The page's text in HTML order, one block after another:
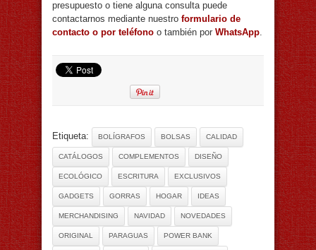
presupuesto o tiene alguna consulta puede
contactarnos mediante nuestro formulario de
contacto o por teléfono o también por WhatsApp
Etiqueta: BOLÍGRAFOS BOLSAS CALIDAD
CATÁLOGOS COMPLEMENTOS DISEÑO
ECOLÓGICO ESCRITURA EXCLUSIVOS
GADGETS GORRAS HOGAR IDEAS
MERCHANDISING NAVIDAD NOVEDADES
ORIGINAL PARAGUAS POWER BANK